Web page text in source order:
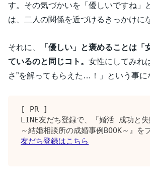
す。その気づかいを「優しいですね」
は、二人の関係を近づけるきっかけに
それに、
「優しい」と褒めることは「
ているのと同じコト。女性にしてみれ
さ”を解ってもらえた…！」という事に
[ PR ]
LINE友だち登録で、『婚活 成功と
友だち登録はこちら